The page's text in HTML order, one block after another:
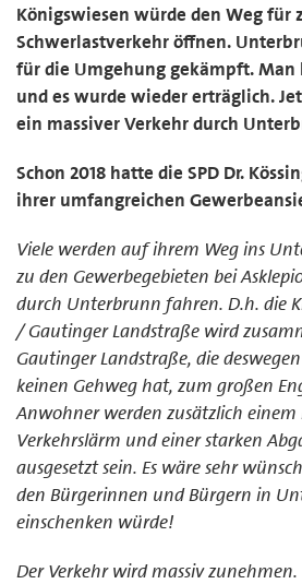
Königswiesen würde den Weg für
Schwerlastverkehr öffnen.
für die Umgehung gekämpft. Man
und es wurde wieder erträglich.
ein massiver Verkehr durch
Schon 2018 hatte die SPD Dr.
ihrer umfangreichen
Viele werden auf ihrem Weg ins
zu den Gewerbegebieten bei
durch Unterbrunn fahren. D.h. die
/ Gautinger Landstraße wird
Gautinger Landstraße, die
keinen Gehweg hat, zum großen
Anwohner werden zusätzlich
Verkehrslärm und einer starken
ausgesetzt sein. Es wäre sehr
den Bürgerinnen und Bürgern in
einschenken würde!
Der Verkehr wird massiv